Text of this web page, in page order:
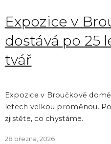
Expozice v
dostává po 25
tvář
Expozice v Broučkově
letech velkou proměnou.
zjistěte, co chystáme.
28 března, 2026